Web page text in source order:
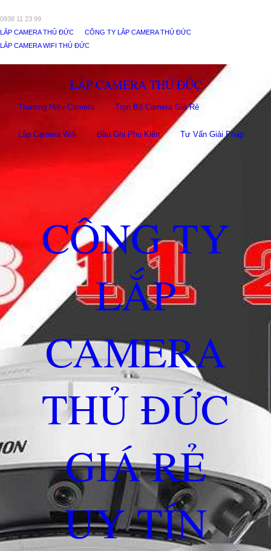
0938 11 23 99
LẮP CAMERA THỦ ĐỨC
CÔNG TY LẮP CAMERA THỦ ĐỨC
LẮP CAMERA WIFI THỦ ĐỨC
LẮP CAMERA THỦ ĐỨC
Thương Hiệu Camera Trọn Bộ Camera Giá Rẻ
Lắp Camera Wifi Đầu Ghi Phụ Kiên Tư Vấn Giải Pháp
CÔNG TY
LẮP
CAMERA
THỦ ĐỨC
GIÁ RẺ
UY TÍN